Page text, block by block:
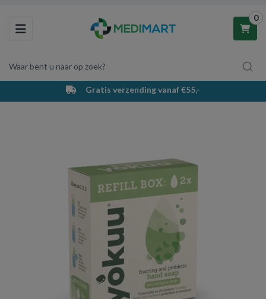
Toggle navigation
Waar bent u naar op zoek?
0
Winkelwagen
Vul hem met producten.
Gratis verzending vanaf €55,-